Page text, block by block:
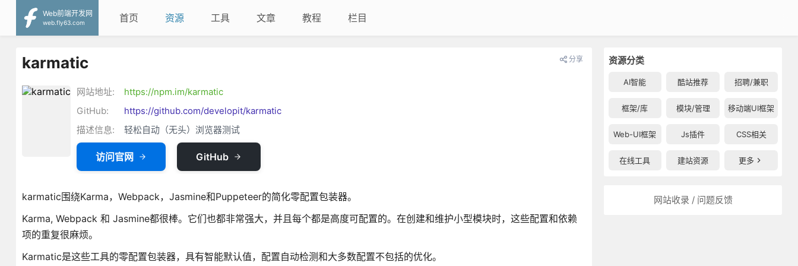
Web前端开发网
web.fly63.com
首页 资源 工具 文章 教程 栏目
资源分类
AI智能 酷站推荐 招聘/兼职
框架/库 模块/管理 移动端UI框架
Web-UI框架 Js插件 CSS相关
在线工具 建站资源 更多
网站收录 / 问题反馈
karmatic 分享
网站地址:
https://npm.im/karmatic
GitHub:
https://github.com/developit/karmatic
描述信息:
轻松自动（无头）浏览器测试
访问官网 GitHub
karmatic围绕Karma，Webpack，Jasmine和Puppeteer的简化零配置包装器。
Karma, Webpack 和 Jasmine都很棒。它们也都非常强大，并且每个都是高度可配置的。在创建和维护小型模块时，这些配置和依赖
项的重复很麻烦。
Karmatic是这些工具的零配置包装器，具有智能默认值，配置自动检测和大多数配置不包括的优化。